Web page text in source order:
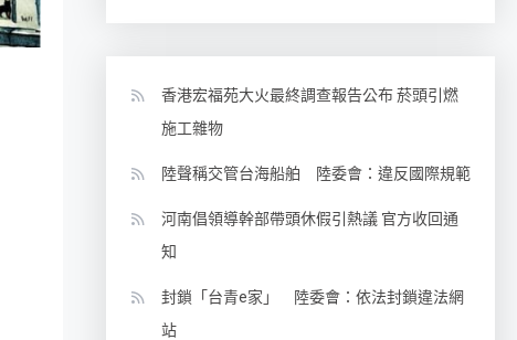
香港宏福苑大火最終調查報告公布 菸頭引燃
施工雜物
陸聲稱交管台海船舶 陸委會：違反國際規範
河南倡領導幹部帶頭休假引熱議 官方收回通
知
封鎖「台青e家」 陸委會：依法封鎖違法網
站